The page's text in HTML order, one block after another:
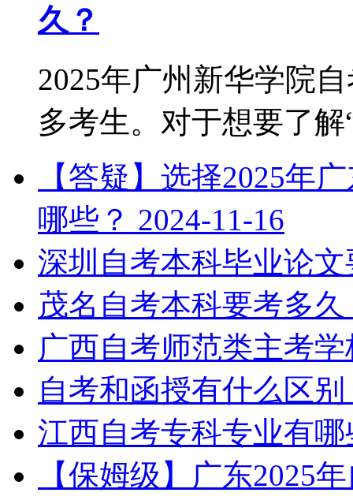
久？
2025年广州新华学院
多考生。对于想要了解
【答疑】选择2025年
哪些？ 2024-11-16
深圳自考本科毕业论
茂名自考本科要考多久
广西自考师范类主考
自考和函授有什么区别
江西自考专科专业有哪
【保姆级】广东2025